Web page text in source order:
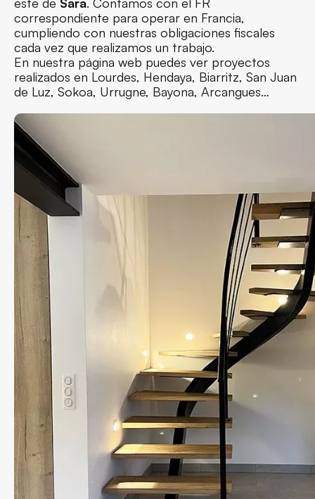
correspondiente para operar en Francia,
cumpliendo con nuestras obligaciones fiscales
cada vez que realizamos un trabajo.
En nuestra página web puedes ver proyectos
realizados en Lourdes, Hendaya, Biarritz, San Juan
de Luz, Sokoa, Urrugne, Bayona, Arcangues…